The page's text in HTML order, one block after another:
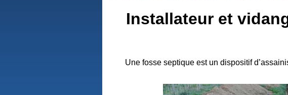
Installateur et
Une fosse septique est un dispositif